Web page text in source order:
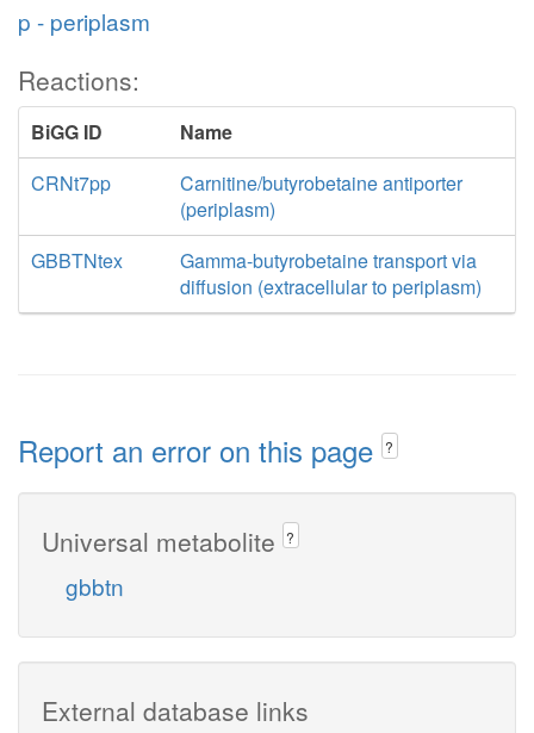
p - periplasm
Reactions:
BiGG ID
Name
CRNt7pp
Carnitine/butyrobetaine antiporter
(periplasm)
GBBTNtex
Gamma-butyrobetaine transport via
diffusion (extracellular to periplasm)
Report an error on this page ?
Universal metabolite ?
gbbtn
External database links